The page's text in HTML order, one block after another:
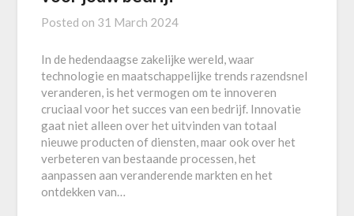
Posted on 31 March 2024
In de hedendaagse zakelijke wereld, waar
technologie en maatschappelijke trends razendsnel
veranderen, is het vermogen om te innoveren
cruciaal voor het succes van een bedrijf. Innovatie
gaat niet alleen over het uitvinden van totaal
nieuwe producten of diensten, maar ook over het
verbeteren van bestaande processen, het
aanpassen aan veranderende markten en het
ontdekken van…